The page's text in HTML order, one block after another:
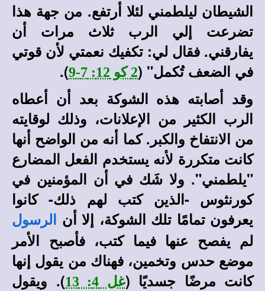
الشيطان ليلطمني لئلا أرتفع. من جهة هذا
تضرعت إلي الرب ثلاث مرات أن
يفارقني. فقال لي: تكفيك نعمتي لأن قوتي
في الضعف تُكمل" (2 كو 12: 7-9
).
وقد أصابته هذه الشوكة بعد أن أعطاه
الرب الكثير من الإعلانات، وذلك لوقايته
من الانتفاخ والكبر. كما أنه من الواضح أنها
كانت متكررة لأنه يستخدم الفعل المضارع
"يلطمني". ولا شَك في أن المؤمنين في
كورنثوس -الذين كتب لهم ذلك- كانوا
يعرفون تمامًا تلك الشوكة، إلا أن
الرسول
لم يفصح عنها فيما كتب، فأصبح الأمر
موضع حدس وتخمين، فهناك من يقول إنها
كانت مرضًا جسديًا (غل 4: 13
). ويقول